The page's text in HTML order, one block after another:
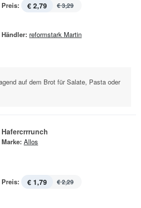
Preis: € 2,79 € 3,29
Händler: reformstark Martin
auf dem Brot für Salate, Pasta oder
Hafercrrrunch
Marke: Allos
Preis: € 1,79 € 2,29